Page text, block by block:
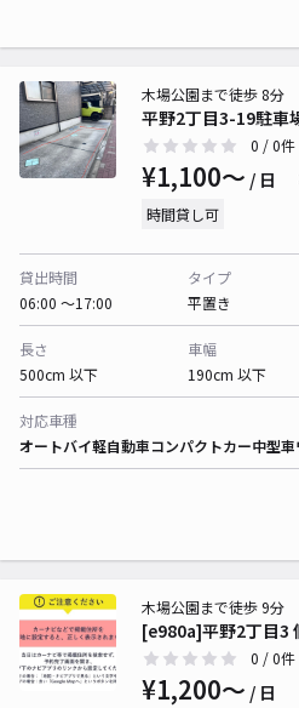
平野2丁目3-19駐車
木場公園まで徒歩 8分
0 / 0件
¥1,100〜 / 日
時間貸し可
貸出時間
06:00 〜17:00
タイプ
平置き
長さ
500cm 以下
車幅
190cm 以下
対応車種
オートバイ軽自動車コンパクトカー中型車
[e980a]平野2丁目3
木場公園まで徒歩 9分
0 / 0件
¥1,200〜 / 日